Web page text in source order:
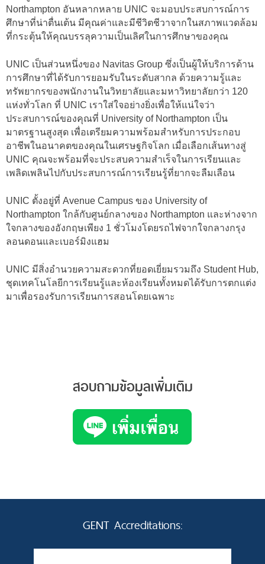
Northampton อันหลากหลาย UNIC จะมอบประสบการณ์การ
ศึกษาที่น่าตื่นเต้น มีคุณค่าและมีชีวิตชีวาจากในสภาพแวดล้อม
ที่กระตุ้นให้คุณบรรลุความเป็นเลิศในการศึกษาของคุณ
UNIC เป็นส่วนหนึ่งของ Navitas Group ซึ่งเป็นผู้ให้บริการด้าน
การศึกษาที่ได้รับการยอมรับในระดับสากล ด้วยความรู้และ
ทรัพยากรของพนักงานในวิทยาลัยและมหาวิทยาลัยกว่า 120
แห่งทั่วโลก ที่ UNIC เราใส่ใจอย่างยิ่งเพื่อให้แน่ใจว่า
ประสบการณ์ของคุณที่ University of Northampton เป็น
มาตรฐานสูงสุด เพื่อเตรียมความพร้อมสำหรับการประกอบ
อาชีพในอนาคตของคุณในเศรษฐกิจโลก เมื่อเลือกเส้นทางสู่
UNIC คุณจะพร้อมที่จะประสบความสำเร็จในการเรียนและ
เพลิดเพลินไปกับประสบการณ์การเรียนรู้ที่ยากจะลืมเลือน
UNIC ตั้งอยู่ที่ Avenue Campus ของ University of
Northampton ใกล้กับศูนย์กลางของ Northampton และห่างจาก
ใจกลางของอังกฤษเพียง 1 ชั่วโมงโดยรถไฟจากใจกลางกรุง
ลอนดอนและเบอร์มิงแฮม
UNIC มีสิ่งอำนวยความสะดวกที่ยอดเยี่ยมรวมถึง Student Hub,
ชุดเทคโนโลยีการเรียนรู้และห้องเรียนทั้งหมดได้รับการตกแต่ง
มาเพื่อรองรับการเรียนการสอนโดยเฉพาะ
สอบถามข้อมูลเพิ่มเติม
GENT Accreditations: